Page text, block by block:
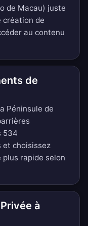
de Macau) juste
création de
au contenu
de
Péninsule de
534
et choisissez
plus rapide selon
à